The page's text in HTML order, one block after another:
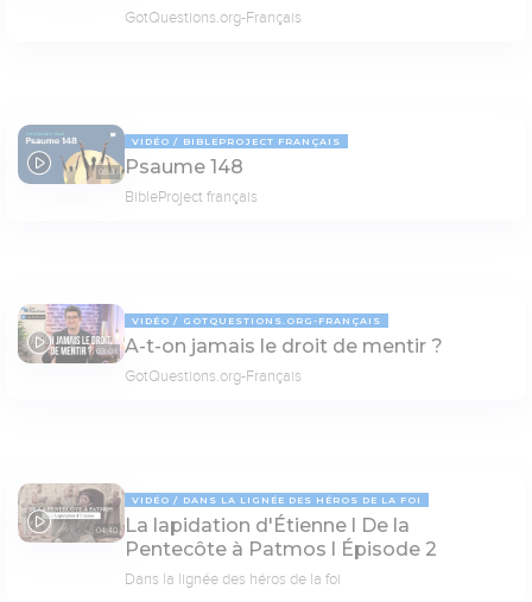
GotQuestions.org-Français
08:31
VIDÉO BIBLEPROJECT FRANÇAIS
Psaume 148
BibleProject français
03:08
VIDÉO GOTQUESTIONS.ORG-FRANÇAIS
A-t-on jamais le droit de mentir ?
GotQuestions.org-Français
04:40
VIDÉO DANS LA LIGNÉE DES HÉROS DE LA FOI
La lapidation d'Étienne l De la
Pentecôte à Patmos l Épisode 2
Dans la lignée des héros de la foi